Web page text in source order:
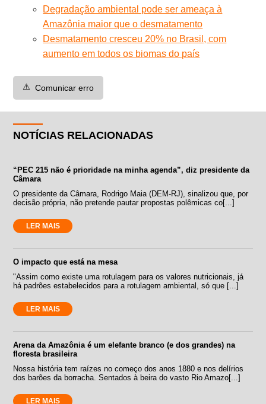
Degradação ambiental pode ser ameaça à
Amazônia maior que o desmatamento
Desmatamento cresceu 20% no Brasil, com
aumento em todos os biomas do país
⚠️ Comunicar erro
NOTÍCIAS RELACIONADAS
“PEC 215 não é prioridade na minha agenda”, diz presidente da
Câmara
O presidente da Câmara, Rodrigo Maia (DEM-RJ), sinalizou que, por
decisão própria, não pretende pautar propostas polêmicas co[...]
LER MAIS
O impacto que está na mesa
"Assim como existe uma rotulagem para os valores nutricionais, já
há padrões estabelecidos para a rotulagem ambiental, só que [...]
LER MAIS
Arena da Amazônia é um elefante branco (e dos grandes) na
floresta brasileira
Nossa história tem raízes no começo dos anos 1880 e nos delírios
dos barões da borracha. Sentados à beira do vasto Rio Amazo[...]
LER MAIS